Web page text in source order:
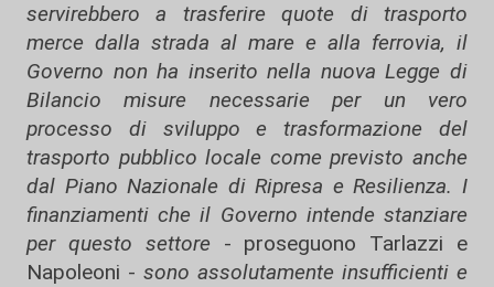
servirebbero a trasferire quote di trasporto
merce dalla strada al mare e alla ferrovia, il
Governo non ha inserito nella nuova Legge di
Bilancio misure necessarie per un vero
processo di sviluppo e trasformazione del
trasporto pubblico locale come previsto anche
dal Piano Nazionale di Ripresa e Resilienza. I
finanziamenti che il Governo intende stanziare
per questo settore - proseguono Tarlazzi e
Napoleoni - sono assolutamente insufficienti e